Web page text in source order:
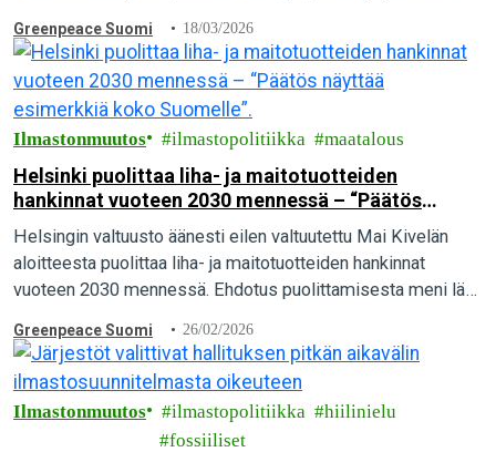
maanpäälliseltä ja syvänmeren louhinnalta.
Greenpeace Suomi 18/03/2026
Ilmastonmuutos ilmastopolitiikka maatalous
Helsinki puolittaa liha- ja maitotuotteiden
hankinnat vuoteen 2030 mennessä – “Päätös
näyttää esimerkkiä koko Suomelle”.
Helsingin valtuusto äänesti eilen valtuutettu Mai Kivelän
aloitteesta puolittaa liha- ja maitotuotteiden hankinnat
vuoteen 2030 mennessä. Ehdotus puolittamisesta meni läpi
vastaan. Greenpeace pitää päätöstä merkittävänä askeleena
kohti ilmaston kannalta kestävää ruokailua.
Greenpeace Suomi 26/02/2026
Ilmastonmuutos ilmastopolitiikka
hiilinielu
fossiiliset